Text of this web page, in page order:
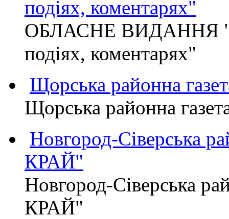
подіях, коментарях"
ОБЛАСНЕ ВИДАННЯ
подіях, коментарях"
Щорська районна
Щорська районна
Новгород-Сіверська
КРАЙ"
Новгород-Сіверська
КРАЙ"